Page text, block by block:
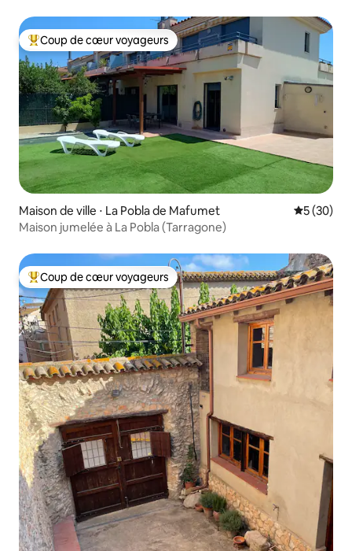
Coups de cœur voyageurs les plus appréciés
Coup de cœur voyageurs
Maison de ville ⋅ La Pobla de Mafumet
5 (30)
Maison jumelée à La Pobla (Tarragone)
Coups de cœur voyageurs les plus appréciés
Coup de cœur voyageurs